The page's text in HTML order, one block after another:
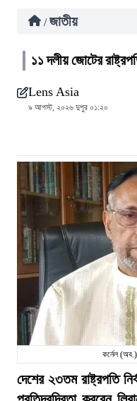
/ জাতীয়
১১ দলীয় জোটের
Lens Asia
৯ আগস্ট, ২০২৬ দুপুর ০১:২০
কর্নেল
দেশের ২৩তম রাষ্ট্রপতি